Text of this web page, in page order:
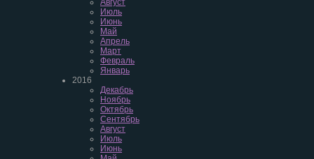
Август
Июль
Июнь
Май
Апрель
Март
Февраль
Январь
2016
Декабрь
Ноябрь
Октябрь
Сентябрь
Август
Июль
Июнь